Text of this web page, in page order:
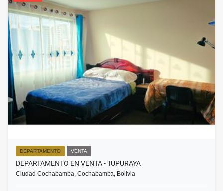
DEPARTAMENTO VENTA
DEPARTAMENTO EN VENTA - TUPURAYA
Ciudad Cochabamba, Cochabamba, Bolivia